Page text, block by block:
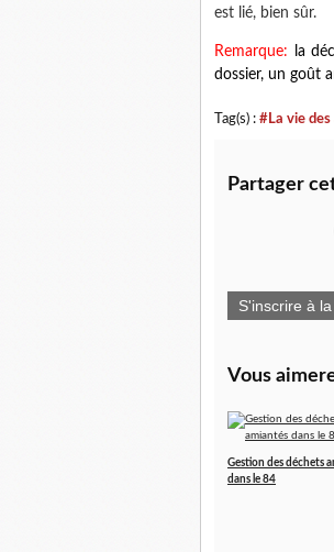
est lié, bien sûr.
Remarque:
la
dossier, un goût
Tag(s) : #La vie des
Partager
S'inscrire à
Vous
Gestion des déchets
dans le 84